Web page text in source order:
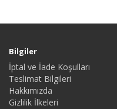
Bilgiler
İptal ve İade Koşulları
Teslimat Bilgileri
Hakkımızda
Gizlilik İlkeleri